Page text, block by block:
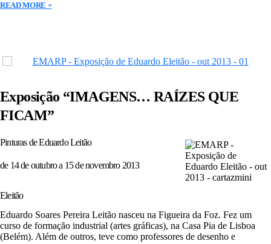
READ MORE +
Exposição “IMAGENS… RAÍZES QUE
FICAM”
Pinturas de Eduardo Leitão
de 14 de outubro a 15 de novembro 2013
Eleitão
Eduardo Soares Pereira Leitão nasceu na Figueira da Foz. Fez um
curso de formação industrial (artes gráficas), na Casa Pia de Lisboa
(Belém). Além de outros, teve como professores de desenho e